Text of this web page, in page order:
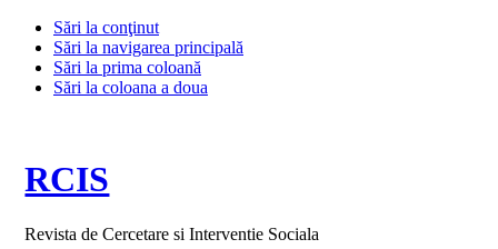
Sări la conţinut
Sări la navigarea principală
Sări la prima coloană
Sări la coloana a doua
RCIS
Revista de Cercetare si Interventie Sociala